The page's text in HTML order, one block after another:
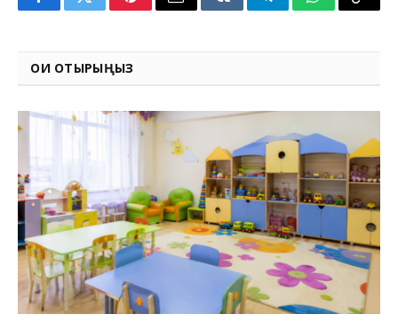
FacebookTwitterPinterestEmail VKontakteTelegramWhatsApp
Copy
ОҚИ ОТЫРЫҢЫЗ